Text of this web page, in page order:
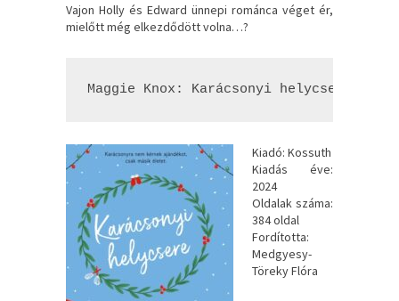
Vajon Holly és Edward ünnepi románca véget ér,
mielőtt még elkezdődött volna…?
Maggie Knox: Karácsonyi ​helycsere
Kiadó: Kossuth
Kiadás éve:
2024
Oldalak száma:
384 oldal
Fordította:
Medgyesy-
Töreky Flóra